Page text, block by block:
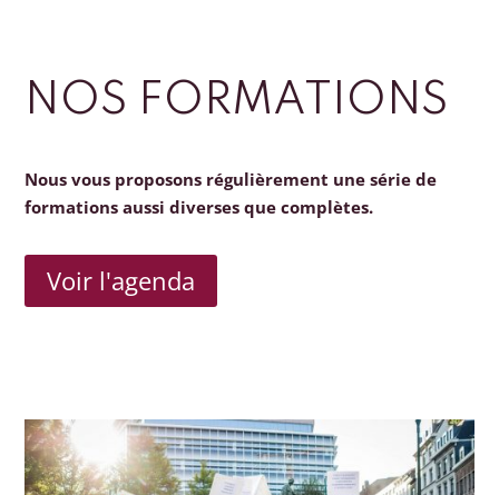
NOS FORMATIONS
Nous vous proposons régulièrement une série de
formations aussi diverses que complètes.
Voir l'agenda